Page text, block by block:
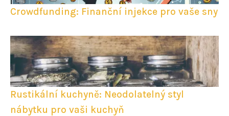
Crowdfunding: Finanční injekce pro vaše sny
Rustikální kuchyně: Neodolatelný styl
nábytku pro vaši kuchyň